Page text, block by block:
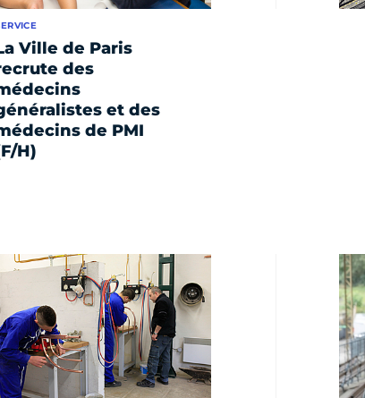
Ville de Paris
des
et des
de PMI
H)